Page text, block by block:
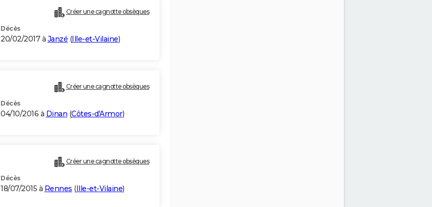
Créer une cagnotte obsèques
Décès
20/02/2017 à Janzé (Ille-et-Vilaine)
Créer une cagnotte obsèques
Décès
04/10/2016 à Dinan (Côtes-d'Armor)
Créer une cagnotte obsèques
Décès
18/07/2015 à Rennes (Ille-et-Vilaine)